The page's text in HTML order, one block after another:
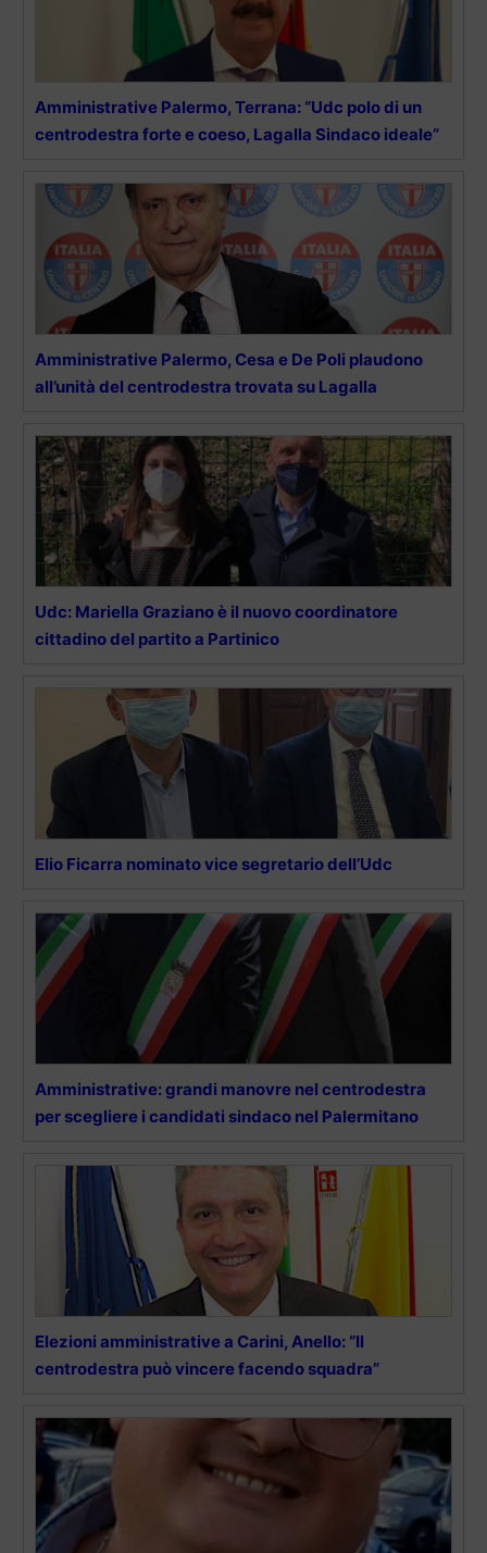
Amministrative Palermo, Terrana: “Udc polo di un
centrodestra forte e coeso, Lagalla Sindaco ideale”
Amministrative Palermo, Cesa e De Poli plaudono
all’unità del centrodestra trovata su Lagalla
Udc: Mariella Graziano è il nuovo coordinatore
cittadino del partito a Partinico
Elio Ficarra nominato vice segretario dell’Udc
Amministrative: grandi manovre nel centrodestra
per scegliere i candidati sindaco nel Palermitano
Elezioni amministrative a Carini, Anello: “Il
centrodestra può vincere facendo squadra”